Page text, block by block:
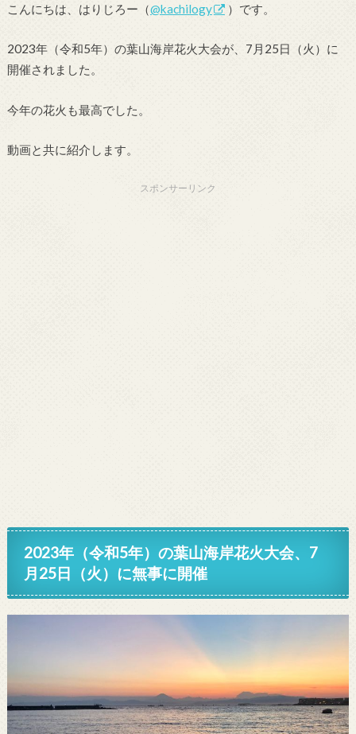
こんにちは、はりじろー（@kachilogy ）です。
2023年（令和5年）の葉山海岸花火大会が、7月25日（火）に
開催されました。
今年の花火も最高でした。
動画と共に紹介します。
スポンサーリンク
2023年（令和5年）の葉山海岸花火大会、7
月25日（火）に無事に開催